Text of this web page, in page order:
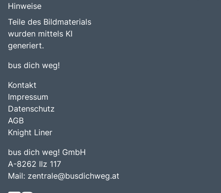
Hinweise
Teile des Bildmaterials
wurden mittels KI
generiert.
bus dich weg!
Kontakt
Impressum
Datenschutz
AGB
Knight Liner
bus dich weg! GmbH
A-8262 Ilz 117
Mail: zentrale@busdichweg.at